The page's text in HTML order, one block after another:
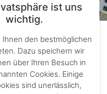
– ein
FLEX
ist uns
wichtig.
Ihnen den bestmöglichen
Dazu speichern wir
über Ihren Besuch in
Cookies. Einige
sind unerlässlich,